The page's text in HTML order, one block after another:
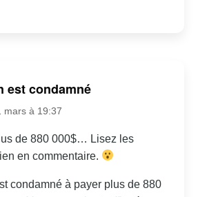
est condamné
mars à 19:37
de 880 000$… Lisez les
en commentaire.
condamné à payer plus de 880